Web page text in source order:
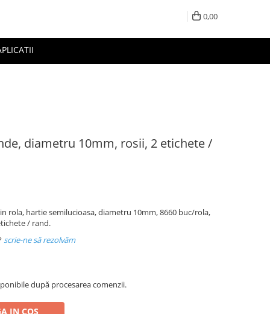
0,00
diametru 10mm, rosii, 2 etichete /
rola, hartie semilucioasa, diametru 10mm, 8660 buc/rola,
/ rand.
scrie-ne să rezolvăm
după procesarea comenzii.
IN COS